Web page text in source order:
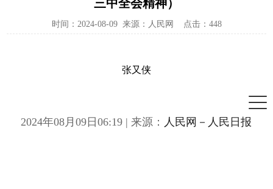
三中全会精神）
时间：2024-08-09 来源：人民网 点击：448
张又侠
2024年08月09日06:19 | 来源： 人民网－人民日报